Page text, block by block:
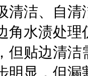
清洁、自清
角水渍处理
但贴边清洁
明显，但